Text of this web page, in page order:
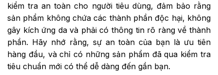
kiểm tra an toàn cho người tiêu dùng, đảm bảo rằng
sản phẩm không chứa các thành phần độc hại, không
gây kích ứng da và phải có thông tin rõ ràng về thành
phần. Hãy nhớ rằng, sự an toàn của bạn là ưu tiên
hàng đầu, và chỉ có những sản phẩm đã qua kiểm tra
tiêu chuẩn mới có thể dễ dàng đến gần bạn.